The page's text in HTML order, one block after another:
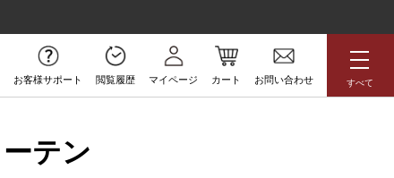
お客様サポート 閲覧履歴 マイページ カート お問い合わせ すべて
テン